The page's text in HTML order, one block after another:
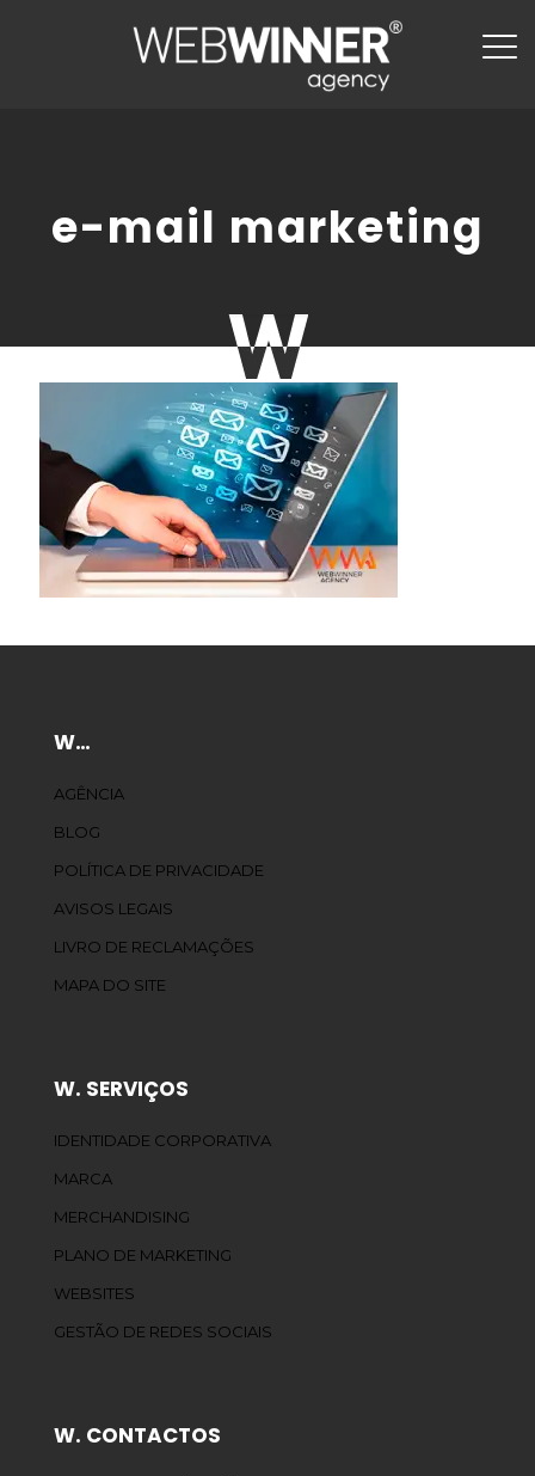
e-mail marketing
W…
AGÊNCIA
BLOG
POLÍTICA DE PRIVACIDADE
AVISOS LEGAIS
LIVRO DE RECLAMAÇÕES
MAPA DO SITE
W. SERVIÇOS
IDENTIDADE CORPORATIVA
MARCA
MERCHANDISING
PLANO DE MARKETING
WEBSITES
GESTÃO DE REDES SOCIAIS
W. CONTACTOS